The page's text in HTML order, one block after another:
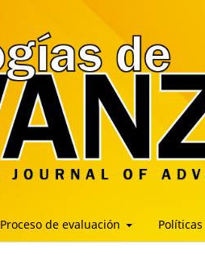
Proceso de evaluación Políticas